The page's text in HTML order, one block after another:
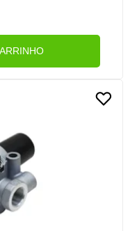
VALVULA TESTE)